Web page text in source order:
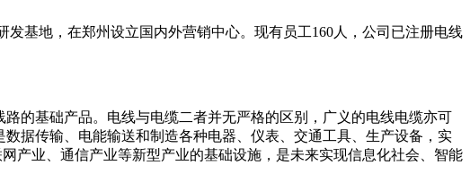
基地，在郑州设立国内外营销中心。现有员工160人，公司已注册电线
的基础产品。电线与电缆二者并无严格的区别，广义的电线电缆亦可
据传输、电能输送和制造各种电器、仪表、交通工具、生产设备，实
产业、通信产业等新型产业的基础设施，是未来实现信息化社会、智能